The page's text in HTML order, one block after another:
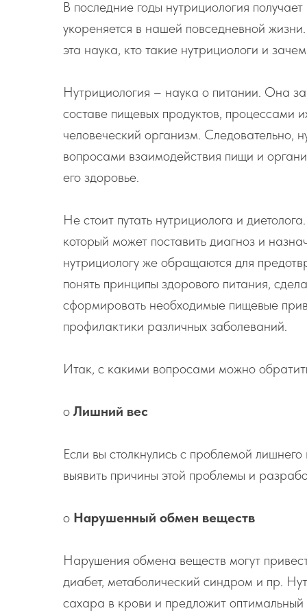
В последние годы нутрициология
укореняется в нашей повседневной
эта наука, кто такие нутрициологи и
Нутрициология – наука о питании. Она
составе пищевых продуктов, процессами
человеческий организм. Следовательно,
вопросами взаимодействия пищи и
его здоровье.
Не стоит путать нутрициолога и
который может поставить диагноз и
нутрициологу же обращаются для
понять принципы здорового питания,
сформировать необходимые пищевые
профилактики различных заболеваний.
Итак, с какими вопросами можно
o Лишний вес
Если вы столкнулись с проблемой
выявить причины этой проблемы и
o Нарушенный обмен веществ
Нарушения обмена веществ могут
диабет, метаболический синдром и пр.
сахара в крови и предложит